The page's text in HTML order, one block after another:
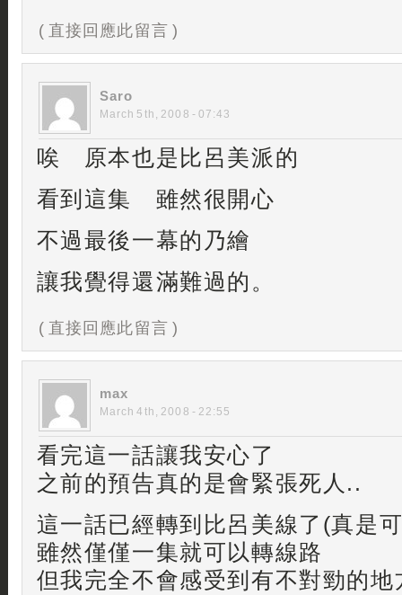
( 直接回應此留言 )
Saro
March 5th, 2008 - 07:43
唉 原本也是比呂美派的
看到這集 雖然很開心
不過最後一幕的乃繪
讓我覺得還滿難過的。
( 直接回應此留言 )
max
March 4th, 2008 - 22:55
看完這一話讓我安心了
之前的預告真的是會緊張死人..
這一話已經轉到比呂美線了(真是
雖然僅僅一集就可以轉線路
但我完全不會感受到有不對勁的地